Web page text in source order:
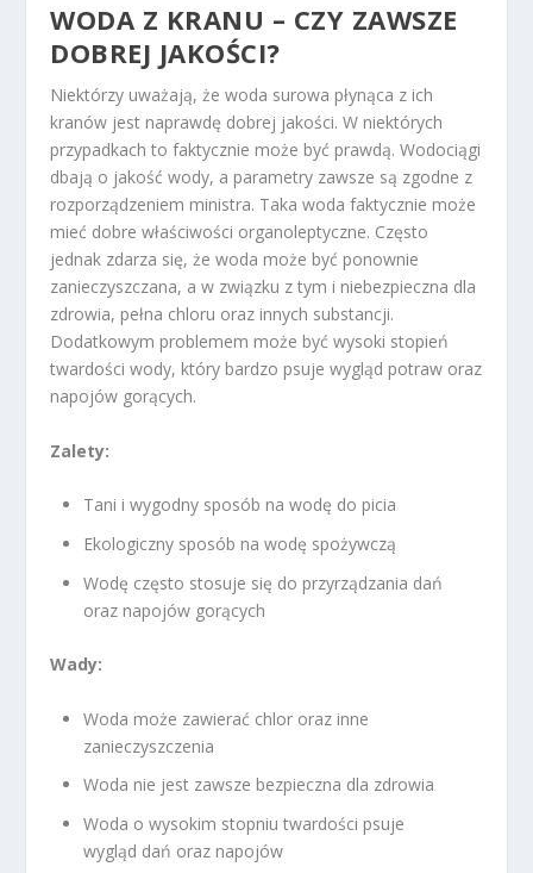
WODA Z KRANU – CZY ZAWSZE
DOBREJ JAKOŚCI?
Niektórzy uważają, że woda surowa płynąca z ich
kranów jest naprawdę dobrej jakości. W niektórych
przypadkach to faktycznie może być prawdą. Wodociągi
dbają o jakość wody, a parametry zawsze są zgodne z
rozporządzeniem ministra. Taka woda faktycznie może
mieć dobre właściwości organoleptyczne. Często
jednak zdarza się, że woda może być ponownie
zanieczyszczana, a w związku z tym i niebezpieczna dla
zdrowia, pełna chloru oraz innych substancji.
Dodatkowym problemem może być wysoki stopień
twardości wody, który bardzo psuje wygląd potraw oraz
napojów gorących.
Zalety:
Tani i wygodny sposób na wodę do picia
Ekologiczny sposób na wodę spożywczą
Wodę często stosuje się do przyrządzania dań
oraz napojów gorących
Wady:
Woda może zawierać chlor oraz inne
zanieczyszczenia
Woda nie jest zawsze bezpieczna dla zdrowia
Woda o wysokim stopniu twardości psuje
wygląd dań oraz napojów